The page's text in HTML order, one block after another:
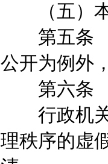
（五）本
第五条 行
公开为例外
第六条
行政机关
理秩序的虚